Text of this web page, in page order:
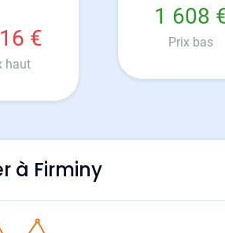
€
haut
1 608
Prix bas
à Firminy